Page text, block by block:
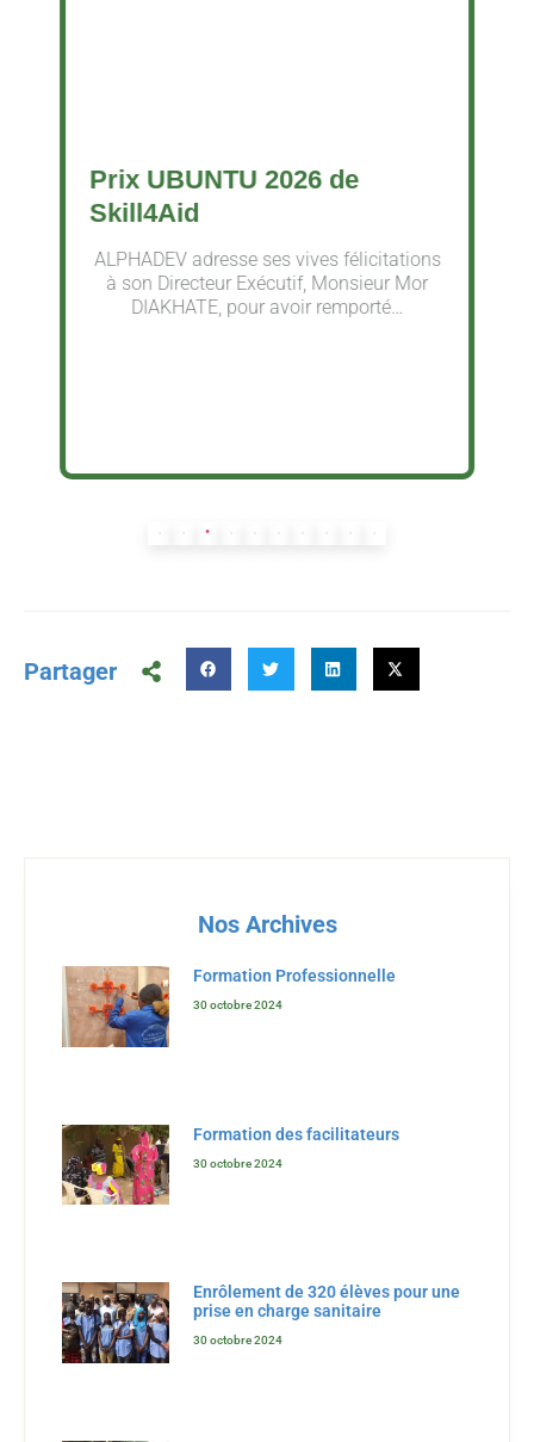
Prix UBUNTU 2026 de
Skill4Aid
ALPHADEV adresse ses vives félicitations
à son Directeur Exécutif, Monsieur Mor
DIAKHATE, pour avoir remporté…
Partager
Nos Archives
Formation Professionnelle
30 octobre 2024
Formation des facilitateurs
30 octobre 2024
Enrôlement de 320 élèves pour une
prise en charge sanitaire
30 octobre 2024